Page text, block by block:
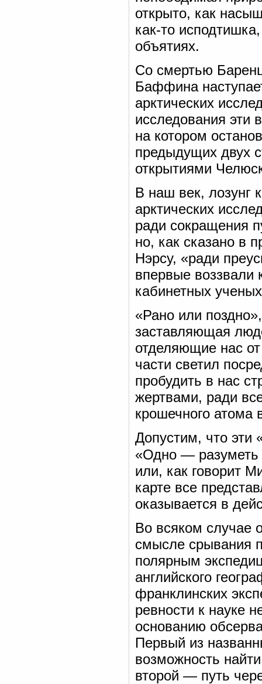
открыто, как
как-то
объятиях.
Со смертью
Баффина
арктических
исследования эти
на котором
предыдущих двух
открытиями
В наш век, лозунг
арктических
ради сокращения
но, как сказано в
Нэрсу, «ради
впервые воззвали
кабинетных
«Рано или
заставляющая
отделяющие нас
части светил
пробудить в нас
жертвами, ради
крошечного атома
Допустим, что эти
«Одно — разуметь
или, как говорит
карте все
оказывается в
Во всяком случае
смысле срывания
полярным
английского
франклинских
ревности к науке
основанию
Первый из
возможность
второй — путь